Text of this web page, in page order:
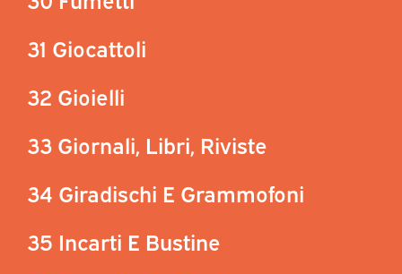
31 Giocattoli
32 Gioielli
33 Giornali, Libri, Riviste
34 Giradischi E Grammofoni
35 Incarti E Bustine